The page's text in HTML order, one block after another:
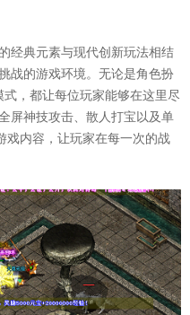
经典元素与现代创新玩法相结
战的游戏环境。无论是角色扮
，都让每位玩家能够在这里尽
屏神技攻击、散人打宝以及单
戏内容，让玩家在每一次的战